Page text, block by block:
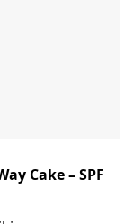
Cake – SPF